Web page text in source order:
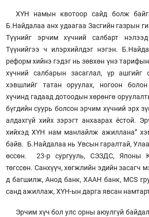
ХҮН намын квотоор сайд болж
Б.Найдалаа анх удаагаа Засгийн газрын
Түүнийг эрчим хүчний салбарт
Түүнийгээ ч илэрхийлдэг нэгэн.
реформ хийнэ гэдэг нь зөвхөн үнэ
хүчний салбарын засаглал, үр ашгийг
хэвшлийг татан оруулах, ногоон
хүчинд гадаад дотоодын хөрөнгө
бүгдийн суурь болсон эрчим хүчний эрх
алдахгүй хийх зэрэгт анхаарах ёстой.
хийхэд ХҮН нам манлайлж ажиллана”
байв. Б.Найдалаа нь Увсын гаралтай,
өссөн. 23-р сургууль, СЭЗДС, Японы
төгссөн. Санхүүч, хөгжлийн эдийн засагч
д багшилж, Анод банк, ХААН банк, МСS
санд ажиллаж, ХҮН-ын дарга явсан
Эрчим хүч бол улс орны аюулгүй